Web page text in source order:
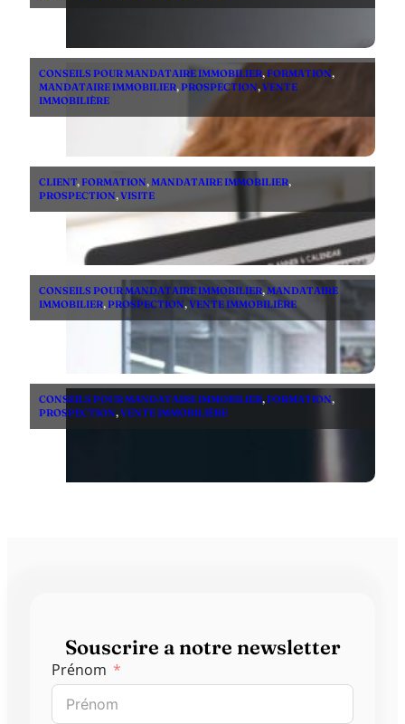
CONSEILS POUR MANDATAIRE IMMOBILIER,FORMATION,
MANDATAIRE IMMOBILIER,PROSPECTION,VENTE
IMMOBILIÈRE
CLIENT,FORMATION,MANDATAIRE IMMOBILIER,
PROSPECTION,VISITE
CONSEILS POUR MANDATAIRE IMMOBILIER,MANDATAIRE
IMMOBILIER,PROSPECTION,VENTE IMMOBILIÈRE
CONSEILS POUR MANDATAIRE IMMOBILIER,FORMATION,
PROSPECTION,VENTE IMMOBILIÈRE
Souscrire a notre newsletter
Prénom